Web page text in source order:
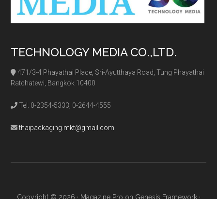
TECHNOLOGY MEDIA CO.,LTD.
471/3-4 Phayathai Place, Sri-Ayutthaya Road, Tung Phayathai
Ratchatewi, Bangkok 10400
Tel. 0-2354-5333, 0-2644-4555
thaipackaging.mkt@gmail.com
Copyright © 2026 · Magazine Pro on Genesis Framework·